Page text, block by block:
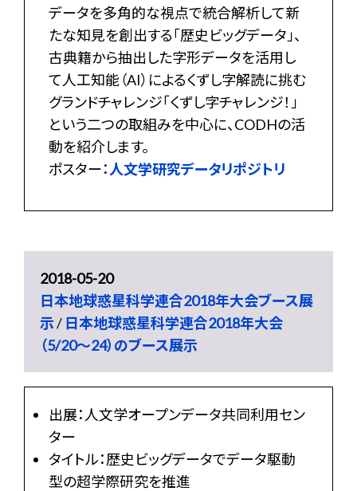
データを多角的な視点で統合解析して新
たな知見を創出する「歴史ビッグデータ」、
古典籍から抽出した字形データを活用し
て人工知能（AI）によるくずし字解読に挑む
グランドチャレンジ「くずし字チャレンジ！」
という二つの取組みを中心に、CODHの活
動を紹介します。
ポスター： 人文学研究データリポジトリ
2018-05-20
日本地球惑星科学連合2018年大会ブース展
示/ 日本地球惑星科学連合2018年大会
（5/20～24）のブース展示
出展：人文学オープンデータ共同利用セン
ター
タイトル：歴史ビッグデータでデータ駆動
型の超学際研究を推進